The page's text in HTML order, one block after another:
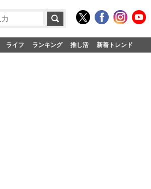
ライフ ランキング 推し活 新着トレンド